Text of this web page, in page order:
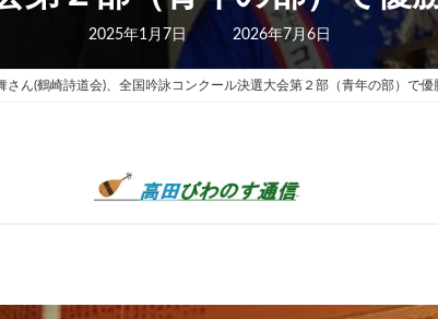
2025年1月7日
最
新
日
2026年7月6日
さん(鶴崎詩道会)、全国吟詠コンクール決選大会第２部（青年の部）で優